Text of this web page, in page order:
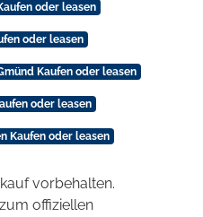
oder leasen
oder leasen
Kaufen oder leasen
oder leasen
Kaufen oder leasen
vorbehalten.
offiziellen